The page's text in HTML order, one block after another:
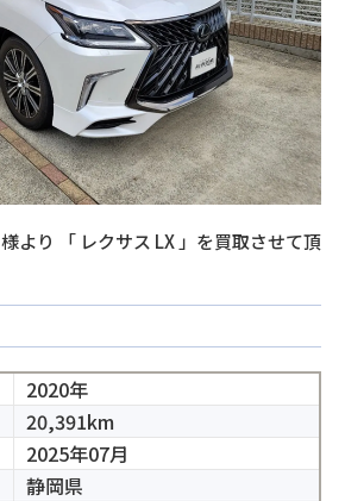
閉じる
様より 「 レクサス LX 」を買取させて頂
2020年
20,391km
2025年07月
静岡県